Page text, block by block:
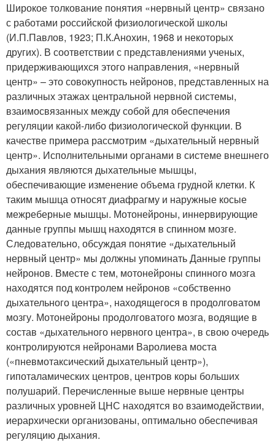
Широкое толкование понятия «нервный центр» связано
с работами российской физиологической школы
(И.П.Павлов, 1923; П.К.Анохин, 1968 и некоторых
других). В соответствии с представлениями ученых,
придерживающихся этого направления, «нервный
центр» – это совокупность нейронов, представленных на
различных этажах центральной нервной системы,
взаимосвязанных между собой для обеспечения
регуляции какой-либо физиологической функции. В
качестве примера рассмотрим «дыхательный нервный
центр». Исполнительными органами в системе внешнего
дыхания являются дыхательные мышцы,
обеспечивающие изменение объема грудной клетки. К
таким мышца относят диафрагму и наружные косые
межреберные мышцы. Мотонейроны, иннервирующие
данные группы мышц находятся в спинном мозге.
Следовательно, обсуждая понятие «дыхательный
нервный центр» мы должны упоминать Данные группы
нейронов. Вместе с тем, мотонейроны спинного мозга
находятся под контролем нейронов «собственно
дыхательного центра», находящегося в продолговатом
мозгу. Мотонейроны продолговатого мозга, водящие в
состав «дыхательного нервного центра», в свою очередь
контролируются нейронами Варолиева моста
(«пневмотаксический дыхательный центр»),
гипоталамических центров, центров коры больших
полушарий. Перечисленные выше нервные центры
различных уровней ЦНС находятся во взаимодействии,
иерархически организованы, оптимально обеспечивая
регуляцию дыхания.